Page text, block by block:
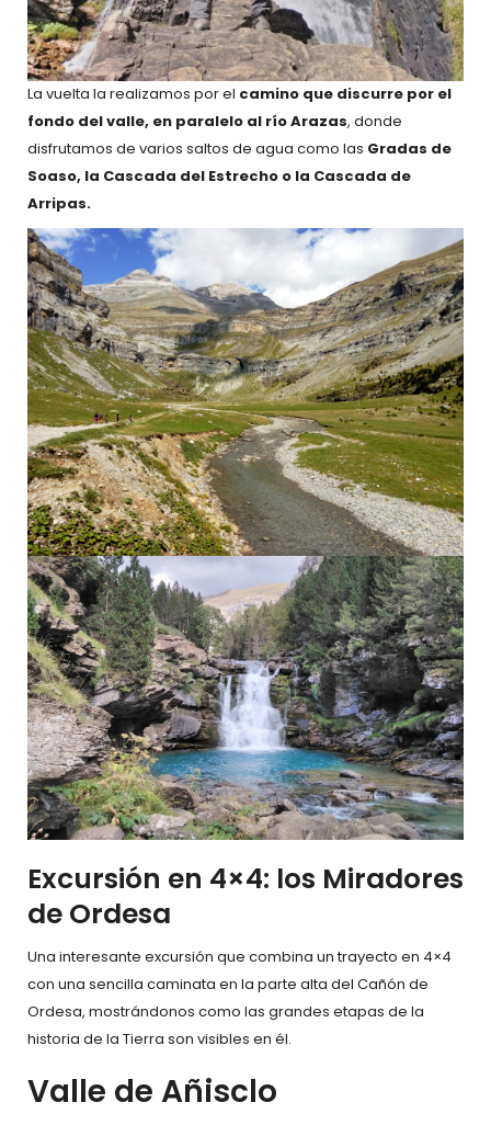
La vuelta la realizamos por el camino que discurre por el
fondo del valle, en paralelo al río Arazas, donde
disfrutamos de varios saltos de agua como las Gradas de
Soaso, la Cascada del Estrecho o la Cascada de
Arripas.
Excursión en 4×4: los Miradores
de Ordesa
Una interesante excursión que combina un trayecto en 4×4
con una sencilla caminata en la parte alta del Cañón de
Ordesa, mostrándonos como las grandes etapas de la
historia de la Tierra son visibles en él.
Valle de Añisclo